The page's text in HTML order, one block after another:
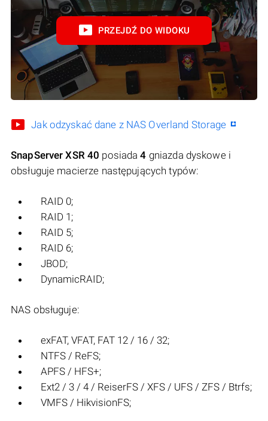
PRZEJDŹ DO WIDOKU
Jak odzyskać dane z NAS Overland Storage
SnapServer XSR 40 posiada4 gniazda dyskowe i
obsługuje macierze następujących typów:
RAID 0;
RAID 1;
RAID 5;
RAID 6;
JBOD;
DynamicRAID;
NAS obsługuje:
exFAT, VFAT, FAT 12 / 16 / 32;
NTFS / ReFS;
APFS / HFS+;
Ext2 / 3 / 4 / ReiserFS / XFS / UFS / ZFS / Btrfs;
VMFS / HikvisionFS;